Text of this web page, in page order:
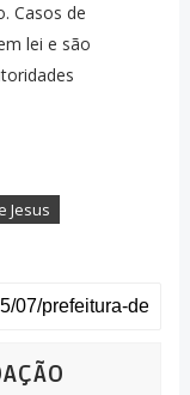
Casos de
lei e são
Jesus